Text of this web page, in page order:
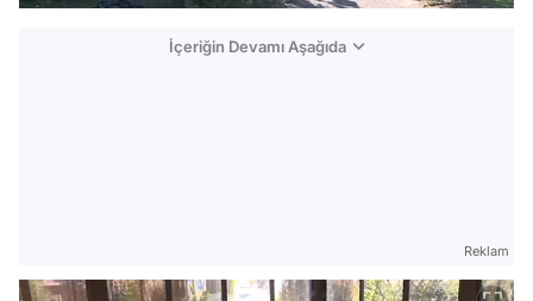
İçeriğin Devamı Aşağıda
Reklam